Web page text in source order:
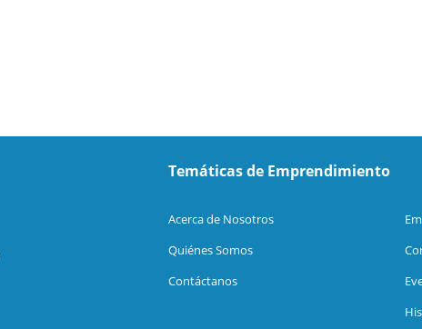
Temáticas de Emprendimiento
Acerca de Nosotros
Quiénes Somos
Contáctanos